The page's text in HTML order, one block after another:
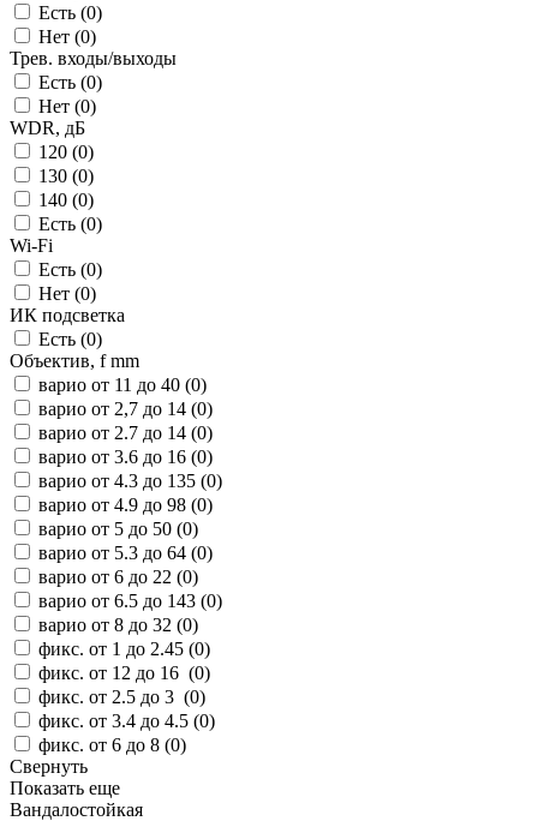
Есть (0)
Нет (0)
Трев. входы/выходы
Есть (0)
Нет (0)
WDR, дБ
120 (0)
130 (0)
140 (0)
Есть (0)
Wi-Fi
Есть (0)
Нет (0)
ИК подсветка
Есть (0)
Объектив, f mm
варио от 11 до 40 (0)
варио от 2,7 до 14 (0)
варио от 2.7 до 14 (0)
варио от 3.6 до 16 (0)
варио от 4.3 до 135 (0)
варио от 4.9 до 98 (0)
варио от 5 до 50 (0)
варио от 5.3 до 64 (0)
варио от 6 до 22 (0)
варио от 6.5 до 143 (0)
варио от 8 до 32 (0)
фикс. от 1 до 2.45 (0)
фикс. от 12 до 16 (0)
фикс. от 2.5 до 3 (0)
фикс. от 3.4 до 4.5 (0)
фикс. от 6 до 8 (0)
Свернуть
Показать еще
Вандалостойкая